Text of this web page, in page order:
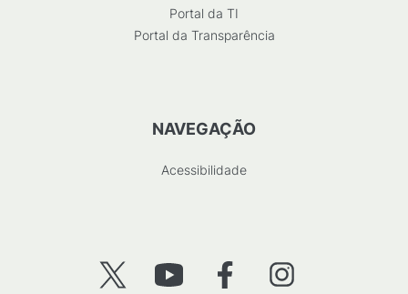
Portal da TI
Portal da Transparência
NAVEGAÇÃO
Acessibilidade